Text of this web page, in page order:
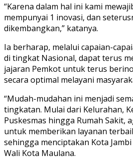
“Karena dalam hal ini kami
mempunyai 1 inovasi, dan
dikembangkan,” katanya.
Ia berharap, melalui capaian-
di tingkat Nasional, dapat terus
jajaran Pemkot untuk terus
secara optimal melayani
“Mudah-mudahan ini menjadi
tingkatan. Mulai dari Kelurahan,
Puskesmas hingga Rumah Sakit,
untuk memberikan layanan
sehingga menciptakan Kota
Wali Kota Maulana.